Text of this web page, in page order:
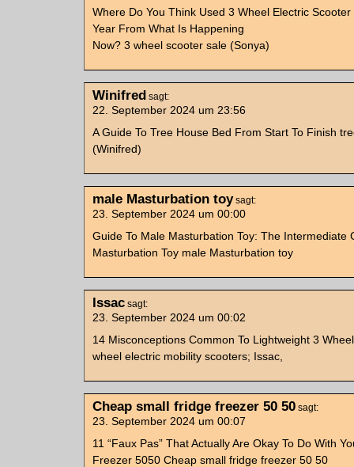
Where Do You Think Used 3 Wheel Electric
Year From What Is Happening
Now? 3 wheel scooter sale (Sonya)
Winifred sagt:
22. September 2024 um 23:56
A Guide To Tree House Bed From Start To Finish
(Winifred)
male Masturbation toy sagt:
23. September 2024 um 00:00
Guide To Male Masturbation Toy: The Intermediate
Masturbation Toy male Masturbation toy
Issac sagt:
23. September 2024 um 00:02
14 Misconceptions Common To Lightweight 3
wheel electric mobility scooters; Issac,
Cheap small fridge freezer 50 50 sagt:
23. September 2024 um 00:07
11 “Faux Pas” That Actually Are Okay To Do With
Freezer 5050 Cheap small fridge freezer 50 50